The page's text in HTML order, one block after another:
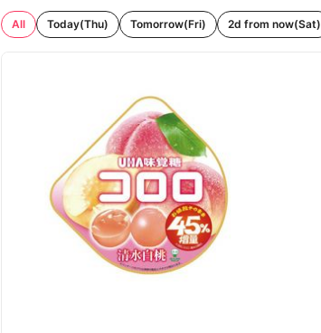
All Today(Thu) Tomorrow(Fri) 2d from now(Sat)